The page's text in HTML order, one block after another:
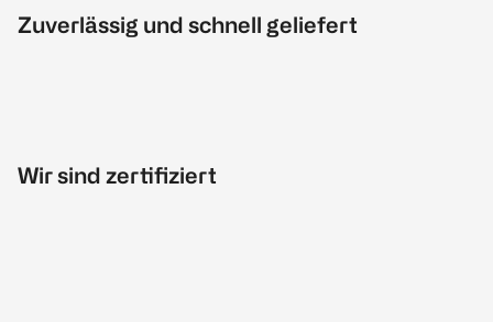
Zuverlässig und schnell geliefert
Wir sind zertifiziert